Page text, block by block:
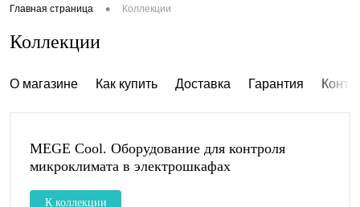
Главная страница • Коллекции
Коллекции
О магазине Как купить Доставка Гарантия
MEGE Cool. Оборудование для контроля
микроклимата в электрошкафах
К коллекции